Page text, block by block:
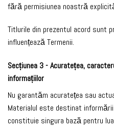
fără permisiunea noastră
Titlurile din prezentul acord sunt
influențează Termenii.
Secțiunea 3 - Acuratețea,
informațiilor
Nu garantăm acuratețea sau
Materialul este destinat
constituie singura bază pentru